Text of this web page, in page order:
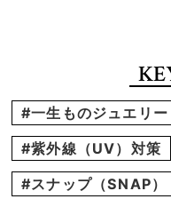
#一生ものジュエリー
#紫外線（UV）対策
#スナップ（SNAP）